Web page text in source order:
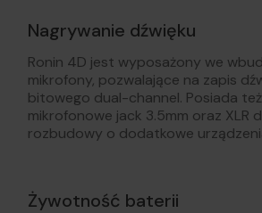
Nagrywanie dźwięku
Ronin 4D jest wyposażony we
mikrofony, pozwalające na zapis
bitowego dual-channel. Posiada
mikrofonowe jack 3.5mm oraz XLR
rozbudowy o dodatkowe
Żywotność baterii